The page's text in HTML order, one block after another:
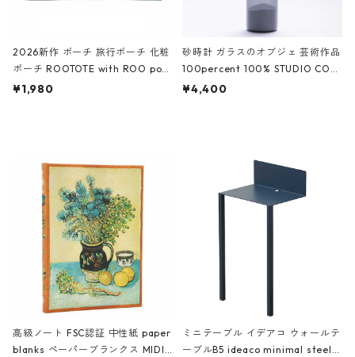
2026新作 ポーチ 旅行ポーチ 化粧
ポーチ ROOTOTE with ROO pou
ch 3532 ルートート WR.ポーチ.ラ
¥1,980
砂時計 ガラスのオブジェ 芸術作品
100percent 100% STUDIO COH
AKU Timeless 100パーセント ス
¥4,400
高級ノート FSC認証 中性紙 paper
blanks ペーパーブランクス MIDI
ミニテーブル イデアコ ウォールテ
ーブルB5 ideaco minimal steel f